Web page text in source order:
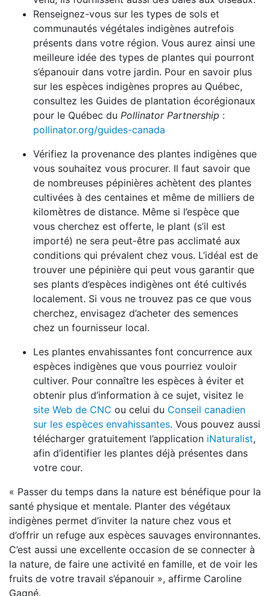
Renseignez-vous sur les types de sols et
communautés végétales indigènes autrefois
présents dans votre région. Vous aurez ainsi une
meilleure idée des types de plantes qui pourront
s’épanouir dans votre jardin. Pour en savoir plus
sur les espèces indigènes propres au Québec,
consultez les Guides de plantation écorégionaux
pour le Québec du Pollinator Partnership :
pollinator.org/guides-canada
Vérifiez la provenance des plantes indigènes que
vous souhaitez vous procurer. Il faut savoir que
de nombreuses pépinières achètent des plantes
cultivées à des centaines et même de milliers de
kilomètres de distance. Même si l’espèce que
vous cherchez est offerte, le plant (s’il est
importé) ne sera peut-être pas acclimaté aux
conditions qui prévalent chez vous. L’idéal est de
trouver une pépinière qui peut vous garantir que
ses plants d’espèces indigènes ont été cultivés
localement. Si vous ne trouvez pas ce que vous
cherchez, envisagez d’acheter des semences
chez un fournisseur local.
Les plantes envahissantes font concurrence aux
espèces indigènes que vous pourriez vouloir
cultiver. Pour connaître les espèces à éviter et
obtenir plus d’information à ce sujet, visitez le
site Web de CNC ou celui du Conseil canadien
sur les espèces envahissantes. Vous pouvez aussi
télécharger gratuitement l’application iNaturalist,
afin d’identifier les plantes déjà présentes dans
votre cour.
« Passer du temps dans la nature est bénéfique pour la
santé physique et mentale. Planter des végétaux
indigènes permet d’inviter la nature chez vous et
d’offrir un refuge aux espèces sauvages environnantes.
C’est aussi une excellente occasion de se connecter à
la nature, de faire une activité en famille, et de voir les
fruits de votre travail s’épanouir », affirme Caroline
Gagné.